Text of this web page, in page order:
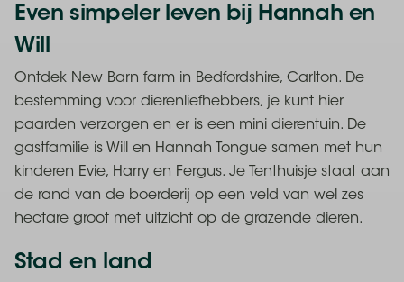
Even simpeler leven bij Hannah en
Will
Ontdek New Barn farm in Bedfordshire, Carlton. De
bestemming voor dierenliefhebbers, je kunt hier
paarden verzorgen en er is een mini dierentuin. De
gastfamilie is Will en Hannah Tongue samen met hun
kinderen Evie, Harry en Fergus. Je Tenthuisje staat aan
de rand van de boerderij op een veld van wel zes
hectare groot met uitzicht op de grazende dieren.
Stad en land